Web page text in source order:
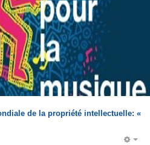
de la propriété intellectuelle: «